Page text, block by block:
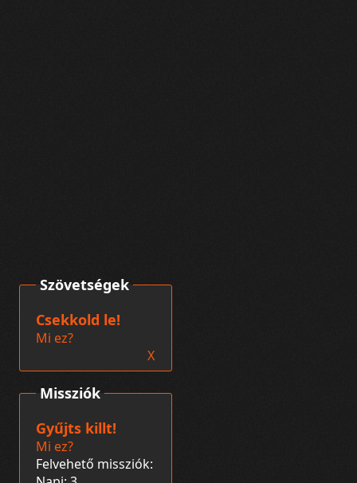
Missziók
Gyűjts killt!
Mi ez?
Felvehető missziók:
Szövetségek
Csekkold le!
Mi ez?
X